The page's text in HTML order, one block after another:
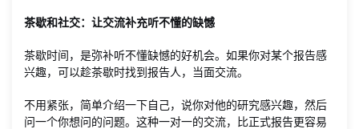
茶歇和社交：让交流补充听不懂的缺憾
茶歇时间，是弥补听不懂缺憾的好机会。如果你对某个报告感
兴趣，可以趁茶歇时找到报告人，当面交流。
不用紧张，简单介绍一下自己，说你对他的研究感兴趣，然后
问一个你想问的问题。这种一对一的交流，比正式报告更容易